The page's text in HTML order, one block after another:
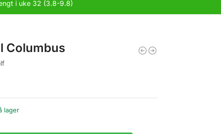
i uke 32 (3.8-9.8)
Columbus
lager